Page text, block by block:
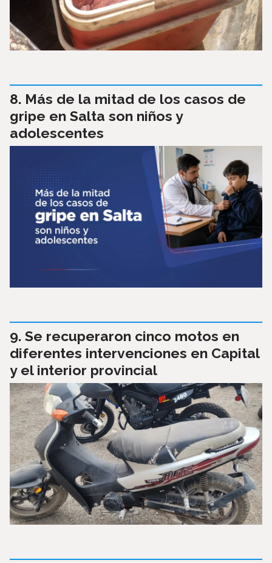
Más de la mitad de los casos de
gripe en Salta son niños y
adolescentes
Se recuperaron cinco motos en
diferentes intervenciones en Capital
y el interior provincial